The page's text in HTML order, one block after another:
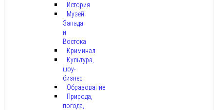
История
Музей
Запада
и
Востока
Криминал
Культура,
шоу-
бизнес
Образование
Природа,
погода,